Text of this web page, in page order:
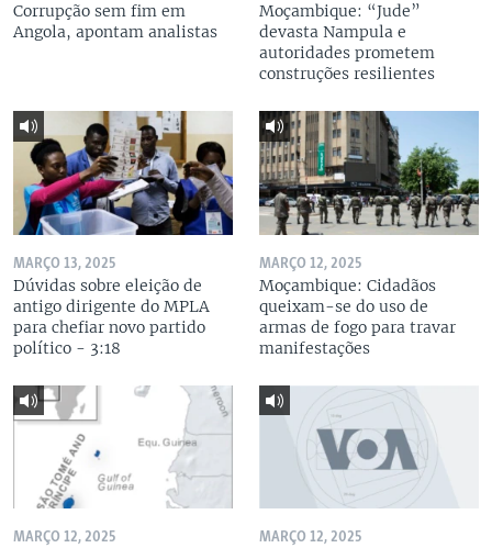
Corrupção sem fim em
Angola, apontam analistas
Moçambique: “Jude”
devasta Nampula e
autoridades prometem
construções resilientes
MARÇO 13, 2025
Dúvidas sobre eleição de
antigo dirigente do MPLA
para chefiar novo partido
político - 3:18
MARÇO 12, 2025
Moçambique: Cidadãos
queixam-se do uso de
armas de fogo para travar
manifestações
MARÇO 12, 2025 MARÇO 12, 2025